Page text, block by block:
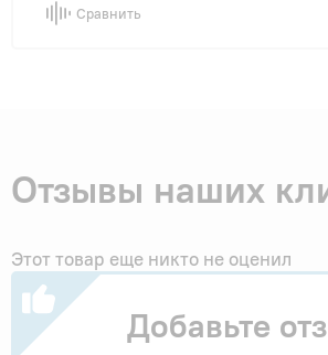
Сравнить
Отзывы наших
Этот товар еще никто не оценил
Добавьте